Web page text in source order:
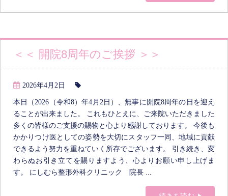
＜＜ 開院8周年のご挨拶 ＞＞
2026年4月2日
本日（2026（令和8）年4月2日）、無事に開院8周年の日を迎え
ることが出来ました。 これもひとえに、ご来院いただきました
多くの皆様のご支援の賜物と心より感謝しております。 今後も
かかりつけ医としての姿勢を大切にスタッフ一同、地域に貢献
できるよう努力を重ねていく所存でございます。 引き続き、変
わらぬお引き立てを賜りますよう、心よりお願い申し上げま
す。 にしむら整形外科クリニック 院長 ...